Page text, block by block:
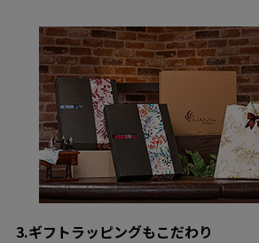
3.ギフトラッピングもこだわり